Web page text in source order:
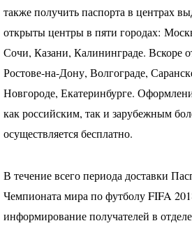
также получить паспорта в центрах
открыты центры в пяти городах:
Сочи, Казани, Калининграде. Вскоре
Ростове-на-Дону, Волгограде,
Новгороде, Екатеринбурге.
как российским, так и зарубежным
осуществляется бесплатно.
В течение всего периода доставки
Чемпионата мира по футболуFIFA
информирование получателей в